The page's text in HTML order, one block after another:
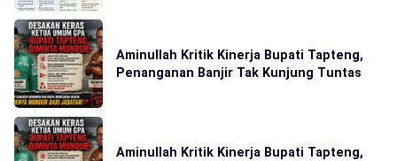
Aminullah Kritik Kinerja Bupati Tapteng,
Penanganan Banjir Tak Kunjung Tuntas
Aminullah Kritik Kinerja Bupati Tapteng,